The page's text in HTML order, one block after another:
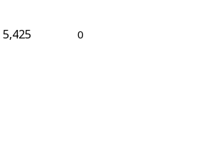
0
5,425